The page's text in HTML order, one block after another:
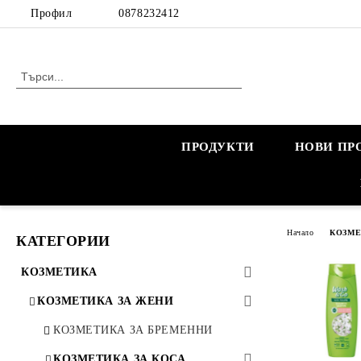
Профил 0878232412
ПРОДУКТИ НОВИ
КАТЕГОРИИ
КОЗМЕТИКА
КОЗМЕТИКА ЗА ЖЕНИ
КОЗМЕТИКА ЗА БРЕМЕННИ
Начало